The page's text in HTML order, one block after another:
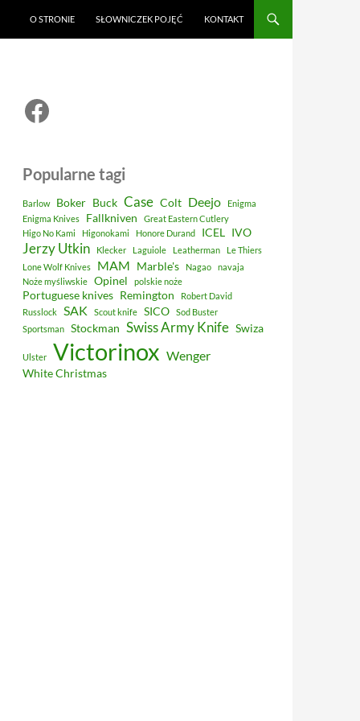
O STRONIE SŁOWNICZEK POJĘĆ KONTAKT
Facebook
Popularne tagi
Barlow Boker Buck Case Colt Deejo
Enigma
Enigma Knives
Fallkniven
Great Eastern Cutlery
Higo No Kami
Higonokami Honore Durand ICEL IVO
Jerzy Utkin Klecker Laguiole Leatherman
Le Thiers
Lone Wolf Knives
MAM Marble's Nagao
navaja
Noże myśliwskie
Opinel polskie noże
Portuguese knives Remington
Robert David
Russlock
SAK Scout knife SICO
Sod Buster
Sportsman
Stockman Swiss Army Knife Swiza
Ulster Victorinox Wenger
White Christmas